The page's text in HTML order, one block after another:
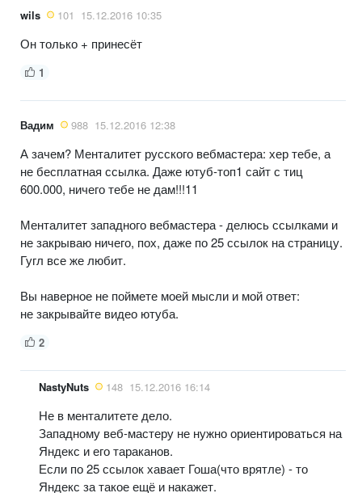
wils 101 15.12.2016 10:35
Он только + принесёт
1
Вадим 988 15.12.2016 12:38
А зачем? Менталитет русского вебмастера: хер тебе, а
не бесплатная ссылка. Даже ютуб-топ1 сайт с тиц
600.000, ничего тебе не дам!!!11
Менталитет западного вебмастера - делюсь ссылками и
не закрываю ничего, пох, даже по 25 ссылок на страницу.
Гугл все же любит.
Вы наверное не поймете моей мысли и мой ответ:
не закрывайте видео ютуба.
2
NastyNuts 148 15.12.2016 16:14
Не в менталитете дело.
Западному веб-мастеру не нужно ориентироваться на
Яндекс и его тараканов.
Если по 25 ссылок хавает Гоша(что врятле) - то
Яндекс за такое ещё и накажет.